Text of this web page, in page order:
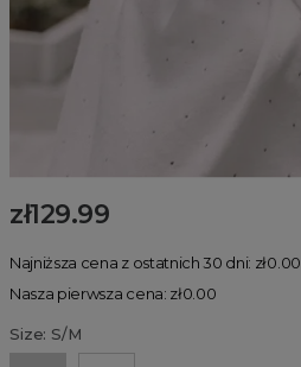
zł129.99
Najniższa cena z ostatnich 30 dni: zł0.00
Nasza pierwsza cena: zł0.00
Size: S/M